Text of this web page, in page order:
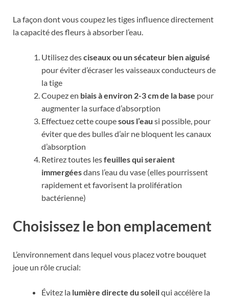
La façon dont vous coupez les tiges influence directement
la capacité des fleurs à absorber l’eau.
Utilisez desciseaux ou un sécateur bien aiguisé
pour éviter d’écraser les vaisseaux conducteurs de
la tige
Coupez en biais à environ 2-3 cm de la base pour
augmenter la surface d’absorption
Effectuez cette coupesous l’eau si possible, pour
éviter que des bulles d’air ne bloquent les canaux
d’absorption
Retirez toutes lesfeuilles qui seraient
immergéesdans l’eau du vase (elles pourrissent
rapidement et favorisent la prolifération
bactérienne)
Choisissez le bon emplacement
L’environnement dans lequel vous placez votre bouquet
joue un rôle crucial:
Évitez la lumière directe du soleilqui accélère la